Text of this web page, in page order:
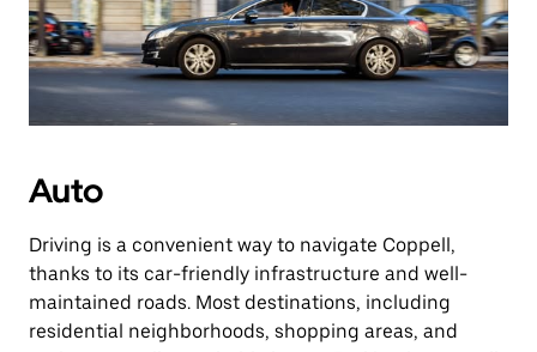
Auto
Driving is a convenient way to navigate Coppell,
thanks to its car-friendly infrastructure and well-
maintained roads. Most destinations, including
residential neighborhoods, shopping areas, and